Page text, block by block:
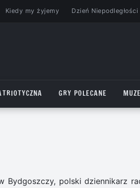
Kiedy my żyjemy Dzień Niepodległości
GRY POLECANE
Bydgoszczy, polski dziennikarz